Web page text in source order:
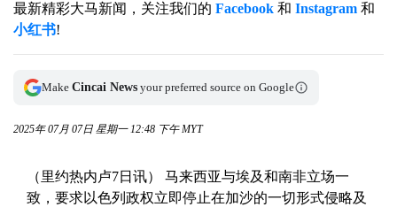
最新精彩大马新闻，关注我们的 Facebook 和 Instagram 和
小红书!
Make Cincai News your preferred source on Google
2025年 07月 07日 星期一 12:48 下午 MYT
（里约热内卢7日讯） 马来西亚与埃及和南非立场一
致，要求以色列政权立即停止在加沙的一切形式侵略及